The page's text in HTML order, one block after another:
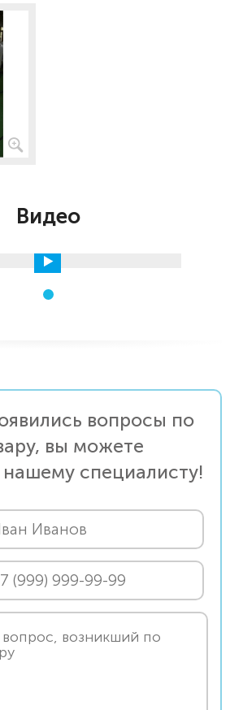
Видео
вопросы по
вы можете
нашему специалисту!